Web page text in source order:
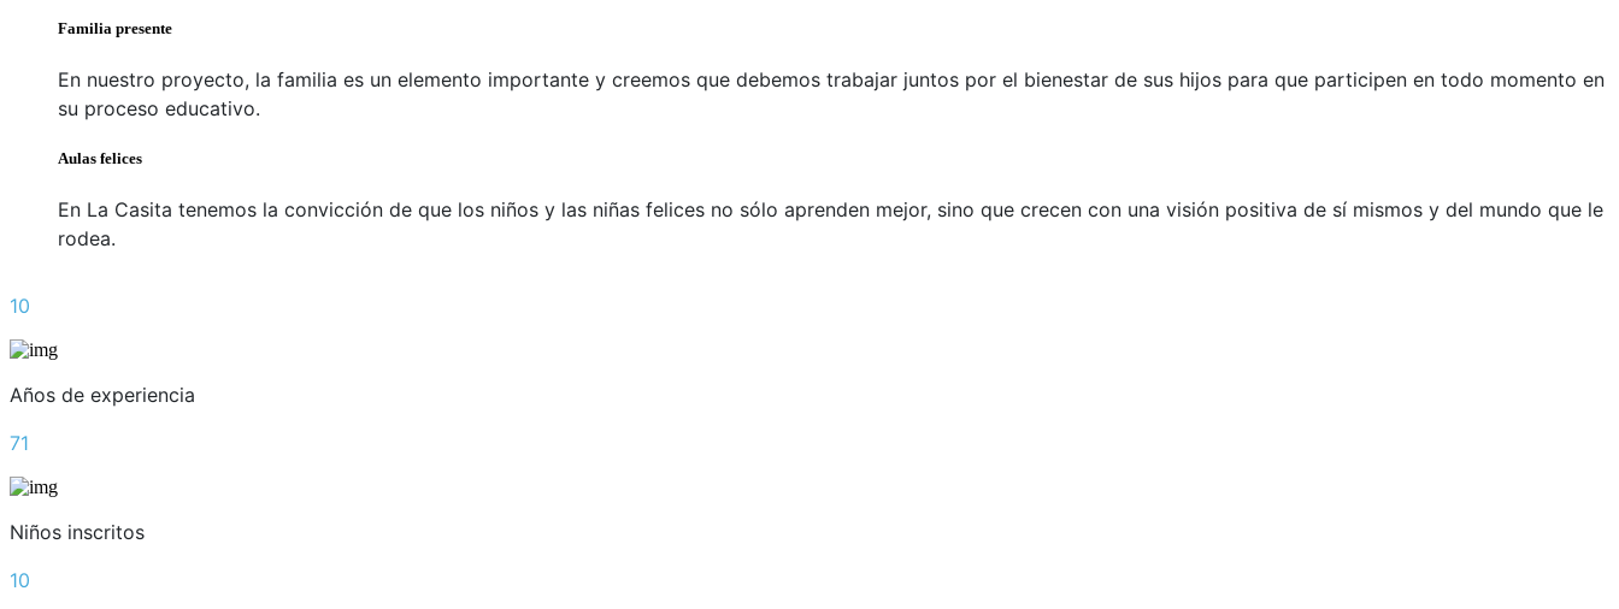
Familia presente
En nuestro proyecto, la familia es un elemento importante y creemos que debemos trabajar juntos por el bienestar de sus hijos para que participen en todo momento en
su proceso educativo.
Aulas felices
En La Casita tenemos la convicción de que los niños y las niñas felices no sólo aprenden mejor, sino que crecen con una visión positiva de sí mismos y del mundo que le
rodea.
10
Años de experiencia
71
Niños inscritos
10